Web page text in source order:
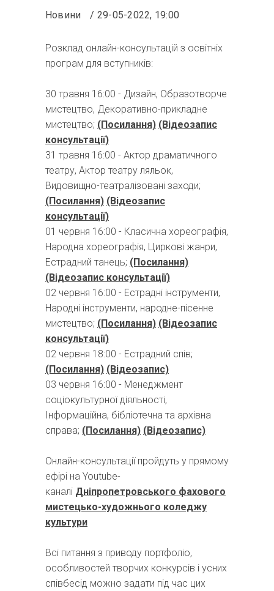
Новини 29-05-2022, 19:00
Розклад онлайн-консультацій з освітніх
програм для вступників:
30 травня 16:00 - Дизайн, Образотворче
мистецтво, Декоративно-прикладне
мистецтво; (Посилання) (Відеозапис
консультації)
31 травня 16:00 - Актор драматичного
театру, Актор театру ляльок,
Видовищно-театралізовані заходи;
(Посилання) (Відеозапис
консультації)
01 червня 16:00 - Класична хореографія,
Народна хореографія, Циркові жанри,
Естрадний танець; (Посилання)
(Відеозапис консультації)
02 червня 16:00 - Естрадні інструменти,
Народні інструменти, народне-пісенне
мистецтво; (Посилання) (Відеозапис
консультації)
02 червня 18:00 - Естрадний спів;
(Посилання) (Відеозапис)
03 червня 16:00 - Менеджмент
соціокультурної діяльності,
Інформаційна, бібліотечна та архівна
справа; (Посилання) (Відеозапис)
Онлайн-консультації пройдуть у прямому
ефірі на Youtube-
каналі Дніпропетровського фахового
мистецько-художнього коледжу
культури
Всі питання з приводу портфоліо,
особливостей творчих конкурсів і усних
співбесід можно задати під час цих